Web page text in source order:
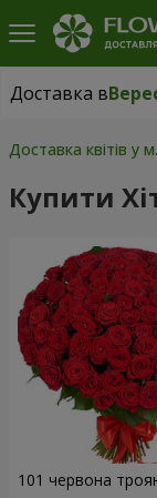
Доставка в
Доставка в
Доставка квітів у
Купити
101 червона